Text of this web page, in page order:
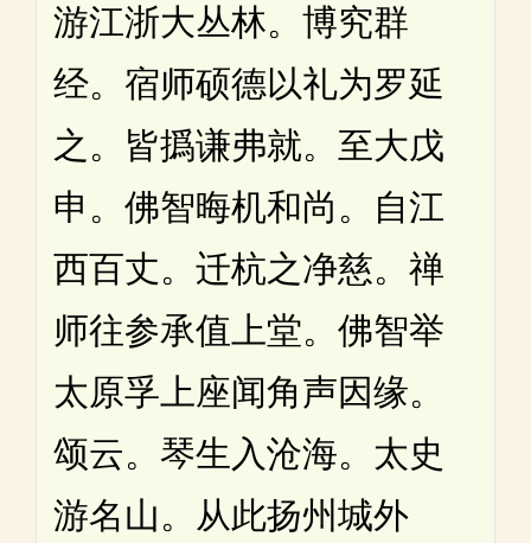
游江浙大丛林。博究群
经。宿师硕德以礼为罗延
之。皆撝谦弗就。至大戊
申。佛智晦机和尚。自江
西百丈。迁杭之净慈。禅
师往参承值上堂。佛智举
太原孚上座闻角声因缘。
颂云。琴生入沧海。太史
游名山。从此扬州城外